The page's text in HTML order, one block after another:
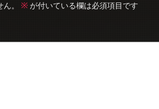
。 ※が付いている欄は必須項目です